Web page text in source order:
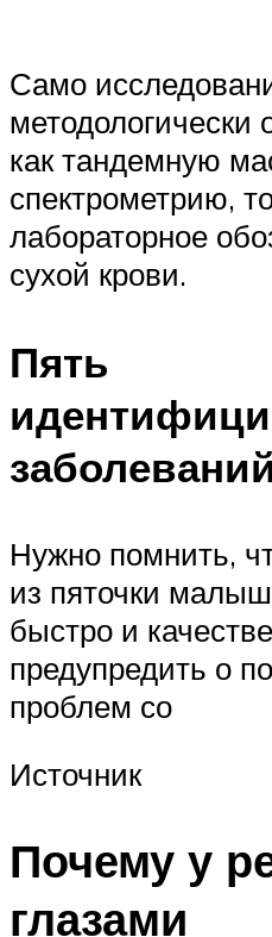
Само
методологически
как тандемную
спектрометрию,
лабораторное
сухой крови.
Пять
Нужно помнить,
из пяточки
быстро и
предупредить о
проблем со
Источник
Почему у
глазами